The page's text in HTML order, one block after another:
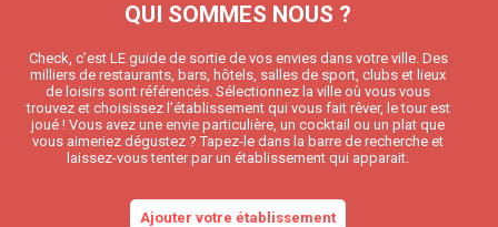
QUI SOMMES NOUS ?
Check, c’est LE guide de sortie de vos envies dans votre ville. Des
milliers de restaurants, bars, hôtels, salles de sport, clubs et lieux
de loisirs sont référencés. Sélectionnez la ville où vous vous
trouvez et choisissez l’établissement qui vous fait rêver, le tour est
joué ! Vous avez une envie particulière, un cocktail ou un plat que
vous aimeriez dégustez ? Tapez-le dans la barre de recherche et
laissez-vous tenter par un établissement qui apparait.
Ajouter votre établissement